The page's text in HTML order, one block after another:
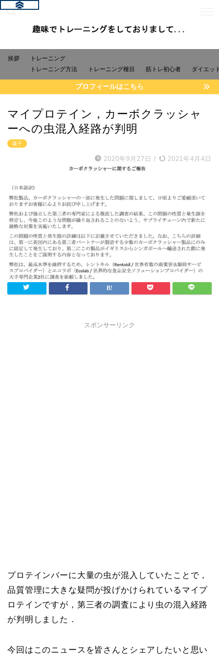
挨拶
トレーニング
トレーニング方法
トレーニング種目 筋トレ初心者 ダイエッ
プロフィールはこちら
マイプロテイン，カーボクラッシャ
ーへの虫混入経路が判明
菓子
2020年9月27日 / 2021年4月4日
スポンサーリンク
プロテインバーに大量の虫が混入していたことで，
品質管理に大きな疑問が投げかけられているマイプ
ロテインですが，第三者の調査により虫の混入経路
が判明しました．
今回はこのニュースを皆さんとシェアしたいと思い